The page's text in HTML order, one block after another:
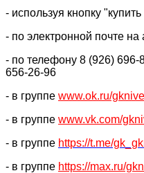
- используя кнопку
- по электронной почте на
- по телефону 8 (926) 696-
656-26-96
- в группе www.ok.ru/
- в группе www.vk.com/
- в группе https://t.me/
- в группе https://max.ru/